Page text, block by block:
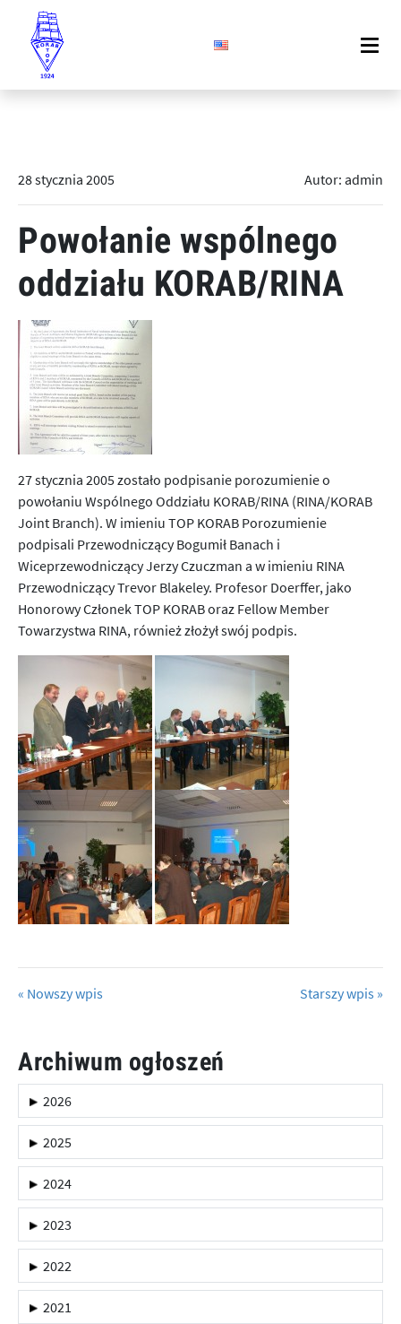
28 stycznia 2005 Autor: admin
Powołanie wspólnego
oddziału KORAB/RINA
27 stycznia 2005 zostało podpisanie porozumienie o
powołaniu Wspólnego Oddziału KORAB/RINA (RINA/KORAB
Joint Branch). W imieniu TOP KORAB Porozumienie
podpisali Przewodniczący Bogumił Banach i
Wiceprzewodniczący Jerzy Czuczman a w imieniu RINA
Przewodniczący Trevor Blakeley. Profesor Doerffer, jako
Honorowy Członek TOP KORAB oraz Fellow Member
Towarzystwa RINA, również złożył swój podpis.
« Nowszy wpis Starszy wpis »
Archiwum ogłoszeń
2026
2025
2024
2023
2022
2021